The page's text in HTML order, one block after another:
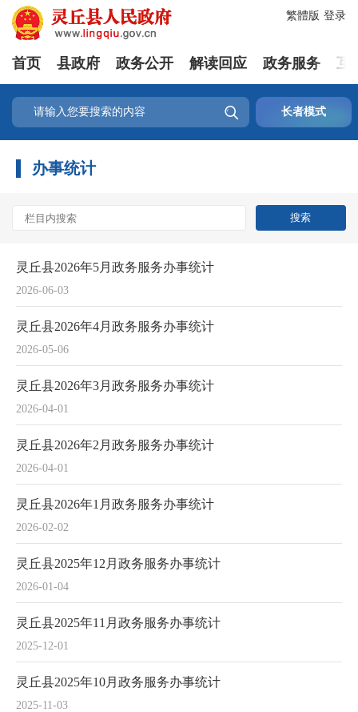
登录
繁體版
首页 县政府 政务公开 解读回应 政务服务 互
 长者模式
办事统计
2026-06-03
灵丘县2026年5月政务服务办事统计
2026-05-06
灵丘县2026年4月政务服务办事统计
2026-04-01
灵丘县2026年3月政务服务办事统计
2026-04-01
灵丘县2026年2月政务服务办事统计
2026-02-02
灵丘县2026年1月政务服务办事统计
2026-01-04
灵丘县2025年12月政务服务办事统计
2025-12-01
灵丘县2025年11月政务服务办事统计
2025-11-03
灵丘县2025年10月政务服务办事统计